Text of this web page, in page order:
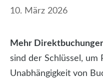
10. März 2026
Mehr
sind der Schlüssel, um
Unabhängigkeit von